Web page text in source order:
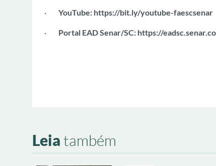
· YouTube: https://bit.ly/youtube-faescsenar
· Portal EAD Senar/SC: https://
Leiatambém